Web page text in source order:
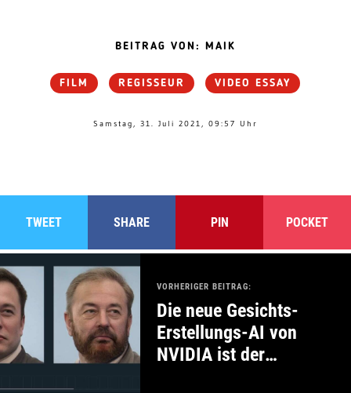
BEITRAG VON: MAIK
FILM REGISSEUR VIDEO ESSAY
Samstag, 31. Juli 2021, 09:57 Uhr
TWEET SHARE PIN POCKET
VORHERIGER BEITRAG:
Die neue Gesichts-
Erstellungs-AI von
NVIDIA ist der